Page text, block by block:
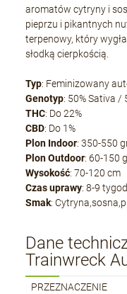
aromatów cytryny i
pieprzu i pikantnych
terpenowy, który
słodką cierpkością.
Typ: Feminizowany
Genotyp: 50% Sativa /
THC: Do 22%
CBD: Do 1%
Plon Indoor: 350-550
Plon Outdoor: 60-150
Wysokość: 70-120 cm
Czas uprawy: 8-9
Smak:
Dane
Trainwreck
PRZEZNACZENIE